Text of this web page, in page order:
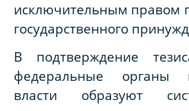
исключительным правом
государственного
В подтверждение
федеральные органы
власти образуют